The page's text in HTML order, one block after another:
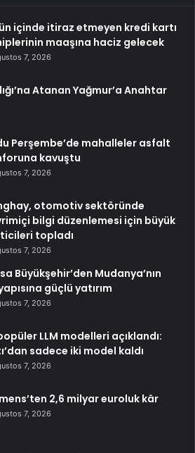
içinde itiraz etmeyen kredi kartı
maaşına haciz gelecek
7, 2026
Atanan Yağmur’a Anahtar
Perşembe’de mahalleler asfalt
kavuştu
7, 2026
otomotiv sektöründe
bilgi düzenlemesi için büyük
topladı
7, 2026
Büyükşehir’den Mudanya’nın
güçlü yatırım
7, 2026
LLM modelleri açıklandı:
sadece iki model kaldı
7, 2026
2,6 milyar euroluk kâr
7, 2026